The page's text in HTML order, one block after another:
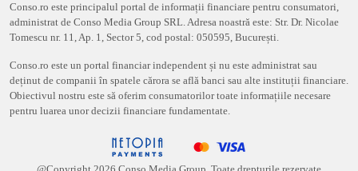
Conso.ro este principalul portal de informații financiare pentru consumatori,
administrat de Conso Media Group SRL. Adresa noastră este: Str. Dr. Nicolae
Tomescu nr. 11, Ap. 1, Sector 5, cod postal: 050595, București.
Conso.ro este un portal financiar independent și nu este administrat sau
deținut de companii în spatele cărora se află banci sau alte instituții financiare.
Obiectivul nostru este să oferim consumatorilor toate informațiile necesare
pentru luarea unor decizii financiare fundamentate.